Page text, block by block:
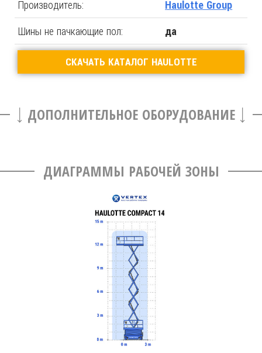
Производитель: Haulotte Group
Шины не пачкающие пол: да
СКАЧАТЬ КАТАЛОГ HAULOTTE
ДОПОЛНИТЕЛЬНОЕ ОБОРУДОВАНИЕ
ДИАГРАММЫ РАБОЧЕЙ ЗОНЫ